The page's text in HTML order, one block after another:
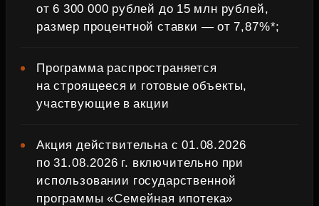
от 6 300 000 рублей до 15 млн рублей,
размер процентной ставки — от 7,87%*;
Программа распространяется
на строящееся и готовые объекты,
участвующие в акции
Акция действительна с 01.08.2026
по 31.08.2026 г. включительно при
использовании государственной
программы «Семейная ипотека»